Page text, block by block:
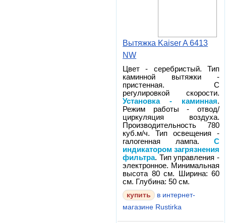
Вытяжка Kaiser A 6413
NW
Цвет - серебристый. Тип
каминной вытяжки -
пристенная. С
регулировкой скорости.
Установка - каминная.
Режим работы - отвод/
циркуляция воздуха.
Производительность 780
куб.м/ч. Тип освещения -
галогенная лампа.С
индикатором загрязнения
фильтра. Тип управления -
электронное. Минимальная
высота 80 см. Ширина: 60
см. Глубина: 50 см.
в интернет-
магазине Rustirka